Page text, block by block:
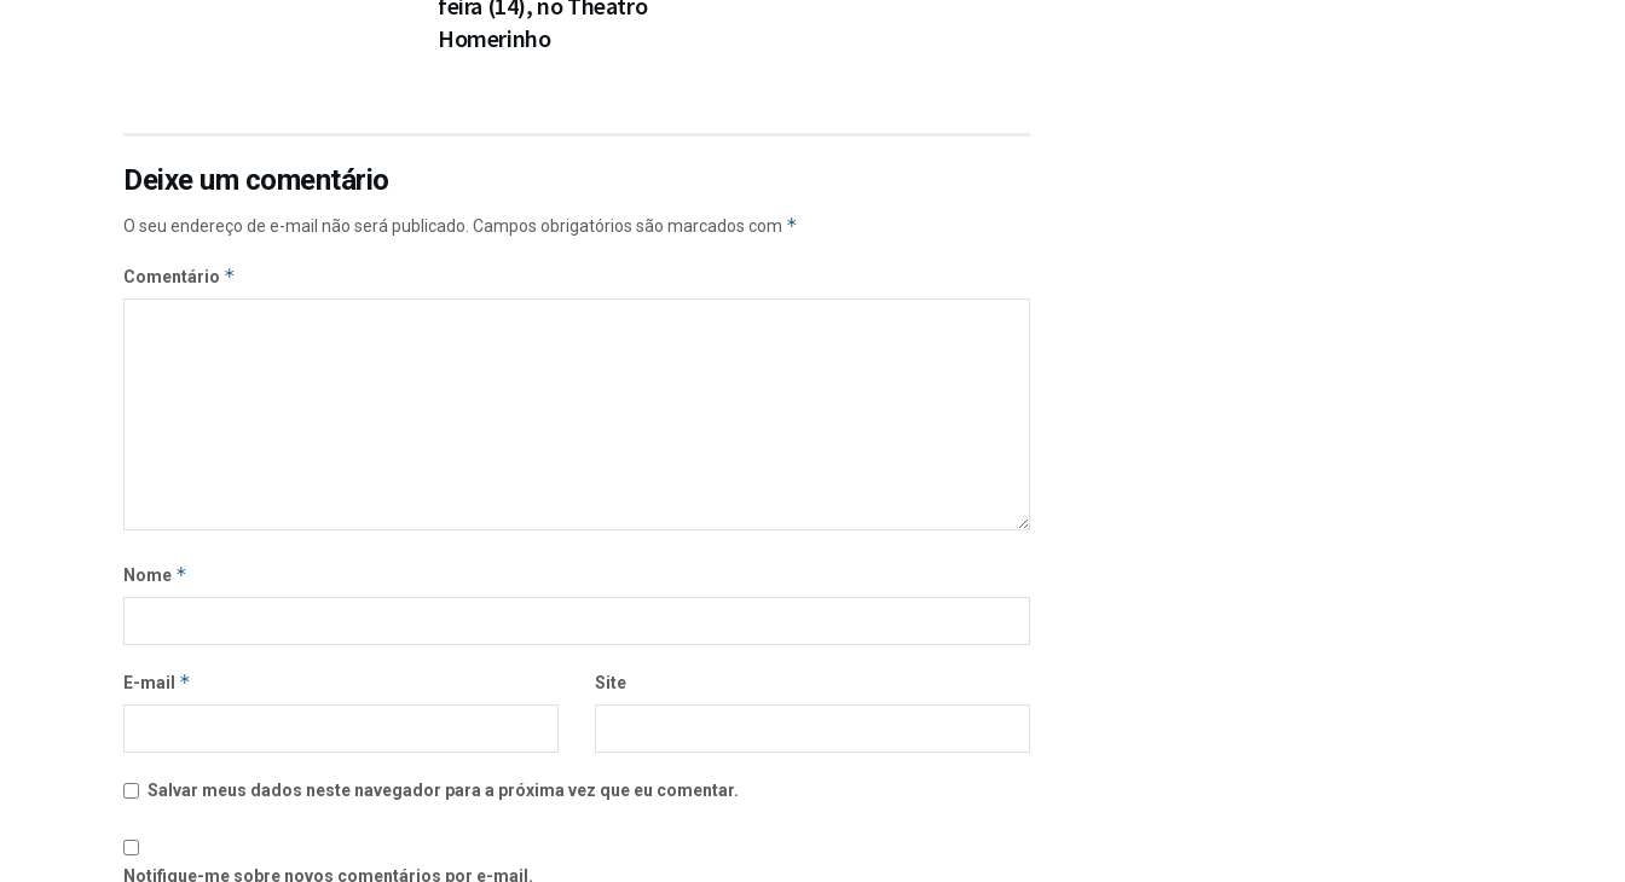
Homerinho
Deixe um comentário
O seu endereço de e-mail não será publicado. Campos obrigatórios são marcados com *
Comentário *
Nome *
E-mail * Site
Salvar meus dados neste navegador para a próxima vez que eu comentar.
Notifique-me sobre novos comentários por e-mail.